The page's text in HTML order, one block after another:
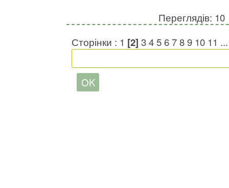
Переглядів: 10
Сторінки : 1 [2] 3456789 10 11